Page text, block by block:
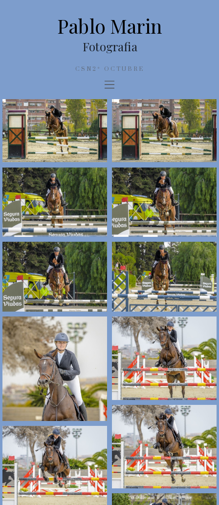
Pablo Marin
Fotografia
CSN2* OCTUBRE